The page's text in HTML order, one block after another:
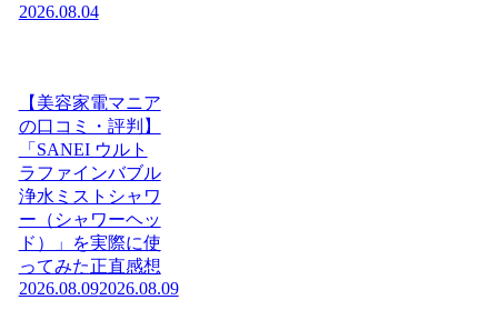
2026.08.04
【美容家電マニア
の口コミ・評判】
「SANEI ウルト
ラファインバブル
浄水ミストシャワ
ー（シャワーヘッ
ド）」を実際に使
ってみた正直感想
2026.08.092026.08.09